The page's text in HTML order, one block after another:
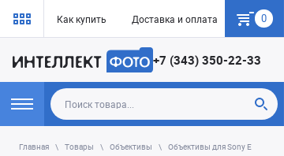
Как купить Доставка и оплата Гарантия
0
+7 (343) 350-22-33
Главная Товары Объективы
Объективы для Sony E